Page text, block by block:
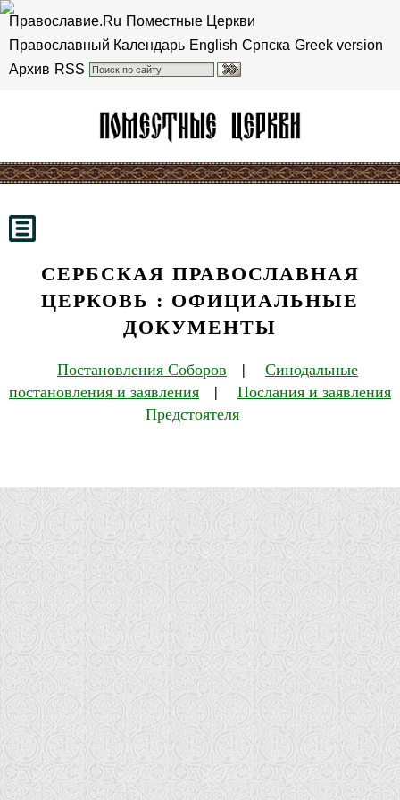
Православие.Ru Поместные Церкви
Православный Календарь English Српска Greek version
Архив RSS
СЕРБСКАЯ ПРАВОСЛАВНАЯ
ЦЕРКОВЬ : ОФИЦИАЛЬНЫЕ
ДОКУМЕНТЫ
Постановления Соборов | Синодальные
постановления и заявления | Послания и заявления
Предстоятеля